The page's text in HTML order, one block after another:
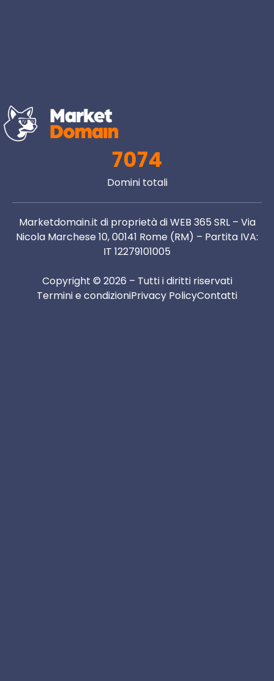
7074
Domini totali
Marketdomain.it di proprietà di WEB 365 SRL – Via
Nicola Marchese 10, 00141 Rome (RM) – Partita IVA:
IT 12279101005
Copyright © 2026 – Tutti i diritti riservati
Termini e condizioniPrivacy PolicyContatti